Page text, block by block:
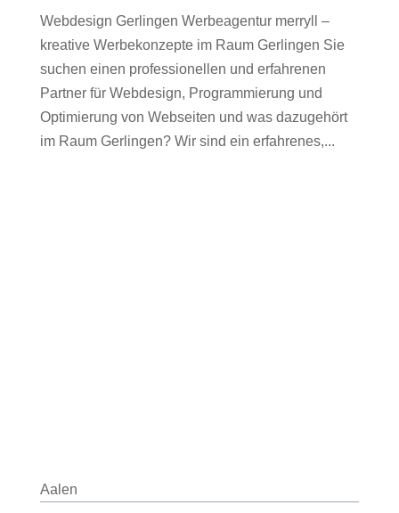
Webdesign Gerlingen Werbeagentur merryll –
kreative Werbekonzepte im Raum Gerlingen Sie
suchen einen professionellen und erfahrenen
Partner für Webdesign, Programmierung und
Optimierung von Webseiten und was dazugehört
im Raum Gerlingen? Wir sind ein erfahrenes,...
Aalen